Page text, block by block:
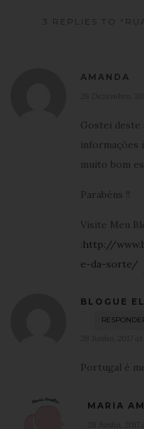
3 REPLIES TO
AMANDA
Gostei
informações
muito bom
Parabéns !!
Visite Meu
:http://
e-da-sorte/
BLOGUE
Portugal é
MARIA